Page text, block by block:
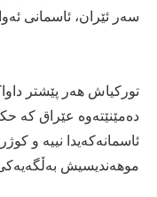
سەر ئێران، ئاسمانی
توركیاش هەر پێشتر
دەمێنێتەوە عێراق كە
ئاسمانەكەیدا نییە و
موهەندیسیش